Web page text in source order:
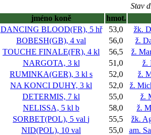
Stav
jméno koně
hmot.
DANCING BLOOD(FR), 5 hř 53,0
žk.
BOBESH(GB), 4 val 56,0
ž.
TOUCHE FINALE(FR), 4 kl 56,5
ž.
NARGOTA, 3 kl 51,0
ž.
RUMINKA(GER), 3 kl s 52,0
ž.
NA KONCI DUHY, 3 kl 52,0
ž.
DETERMIS, 7 kl 55,0
ž.
NELISSA, 5 kl b 58,0
ž.
SORBET(POL), 5 val j 55,5
žk.
NID(POL), 10 val 55,0
am.